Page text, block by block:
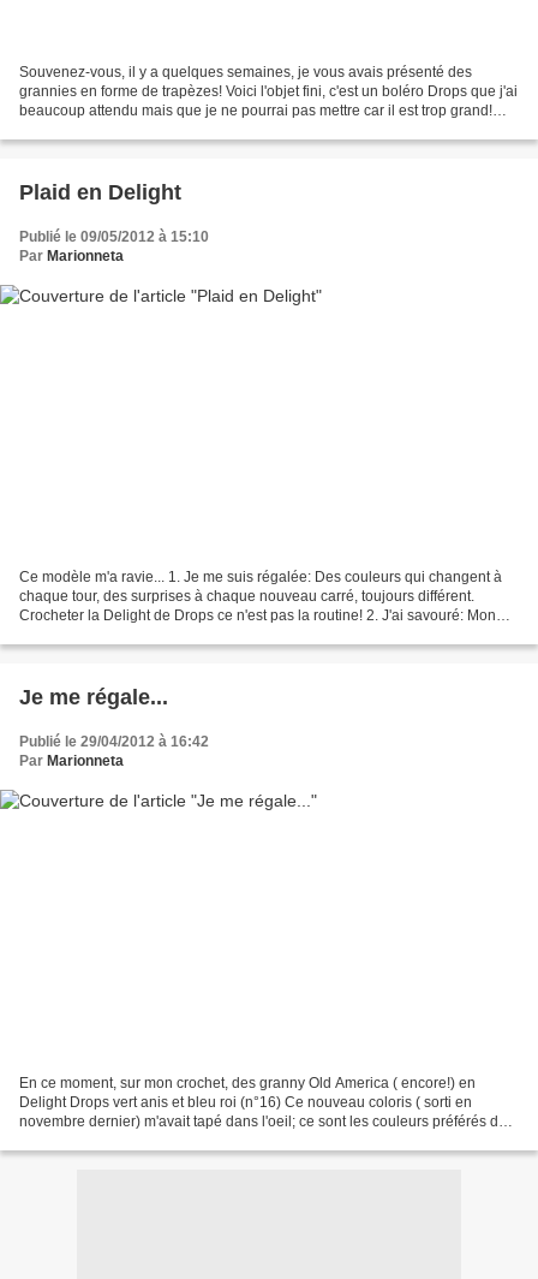
Souvenez-vous, il y a quelques semaines, je vous avais présenté des
grannies en forme de trapèzes! Voici l'objet fini, c'est un boléro Drops que j'ai
beaucoup attendu mais que je ne pourrai pas mettre car il est trop grand!
Plaid en Delight
Publié le 09/05/2012 à 15:10
Par Marionneta
Ce modèle m'a ravie... 1. Je me suis régalée: Des couleurs qui changent à
chaque tour, des surprises à chaque nouveau carré, toujours différent.
Crocheter la Delight de Drops ce n'est pas la routine! 2. J'ai savouré: Mon
Je me régale...
Publié le 29/04/2012 à 16:42
Par Marionneta
En ce moment, sur mon crochet, des granny Old America ( encore!) en
Delight Drops vert anis et bleu roi (n°16) Ce nouveau coloris ( sorti en
novembre dernier) m'avait tapé dans l'oeil; ce sont les couleurs préférés de